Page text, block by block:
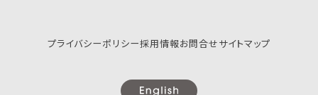
プライバシーポリシー採用情報お問合せサイトマップ